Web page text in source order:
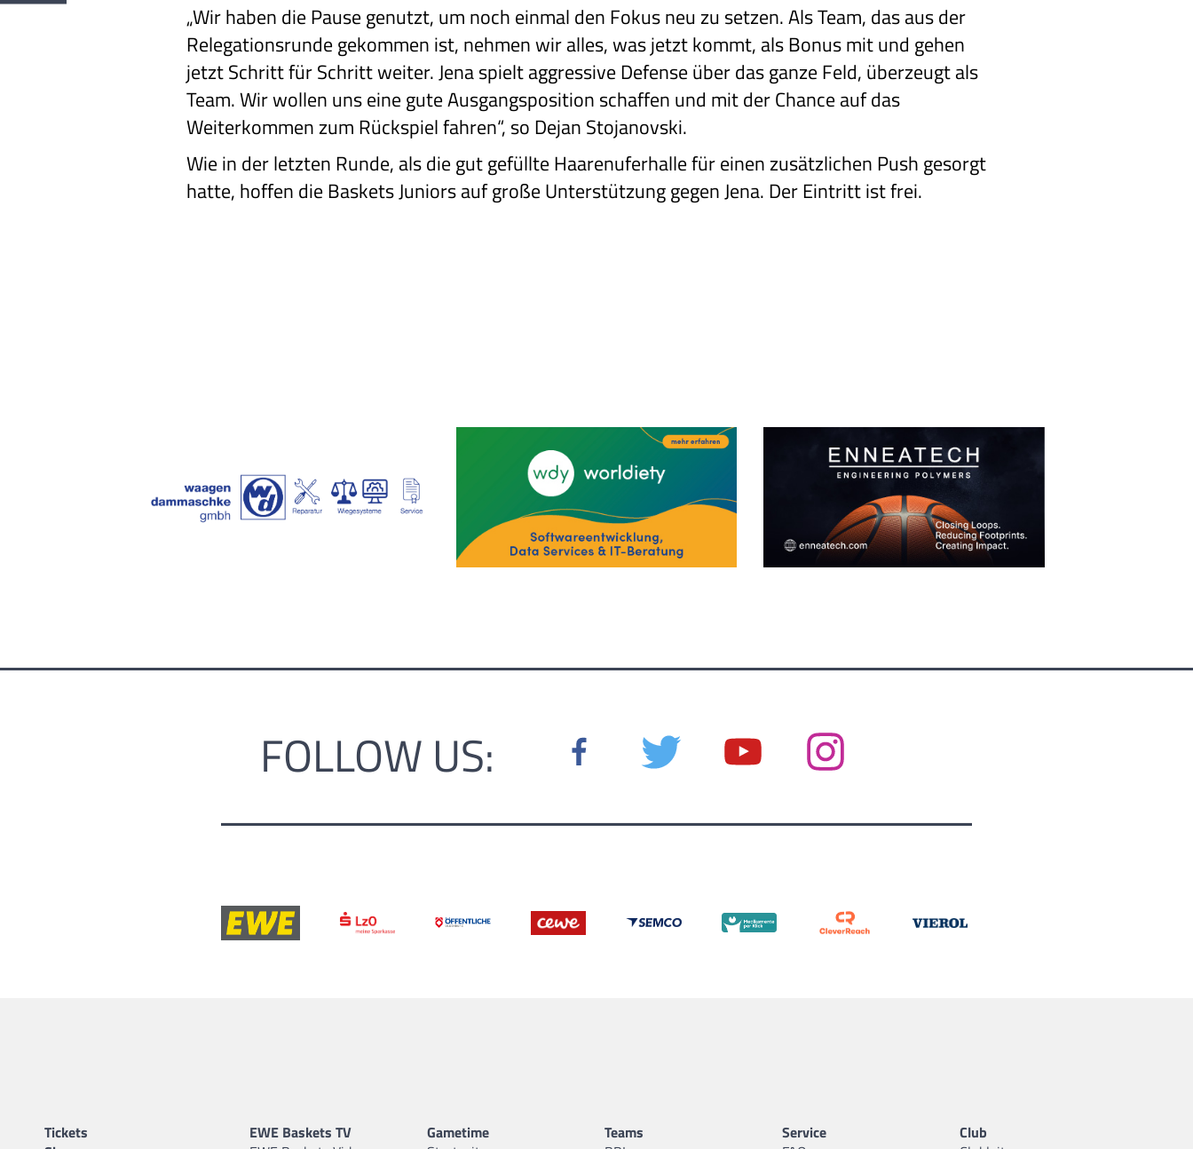
„Wir haben die Pause genutzt, um noch einmal den Fokus neu zu setzen. Als Team, das aus der
Relegationsrunde gekommen ist, nehmen wir alles, was jetzt kommt, als Bonus mit und gehen
jetzt Schritt für Schritt weiter. Jena spielt aggressive Defense über das ganze Feld, überzeugt als
Team. Wir wollen uns eine gute Ausgangsposition schaffen und mit der Chance auf das
Weiterkommen zum Rückspiel fahren“, so Dejan Stojanovski.
Wie in der letzten Runde, als die gut gefüllte Haarenuferhalle für einen zusätzlichen Push gesorgt
hatte, hoffen die Baskets Juniors auf große Unterstützung gegen Jena. Der Eintritt ist frei.
FOLLOW US:
Tickets
EWE Baskets TV
Gametime
Teams
Service
Club